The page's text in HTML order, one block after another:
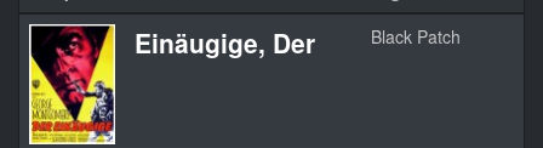
Einäugige, Der Black Patch